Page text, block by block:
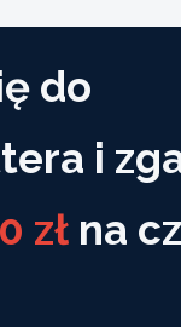
do
i
zł na